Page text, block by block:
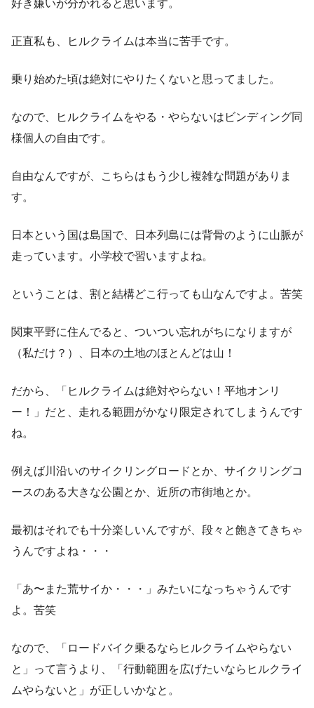
好き嫌いが分かれると思います。
正直私も、ヒルクライムは本当に苦手です。
乗り始めた頃は絶対にやりたくないと思ってました。
なので、ヒルクライムをやる・やらないはビンディング同
様個人の自由です。
自由なんですが、こちらはもう少し複雑な問題がありま
す。
日本という国は島国で、日本列島には背骨のように山脈が
走っています。小学校で習いますよね。
ということは、割と結構どこ行っても山なんですよ。苦笑
関東平野に住んでると、ついつい忘れがちになりますが
（私だけ？）、日本の土地のほとんどは山！
だから、「ヒルクライムは絶対やらない！平地オンリ
ー！」だと、走れる範囲がかなり限定されてしまうんです
ね。
例えば川沿いのサイクリングロードとか、サイクリングコ
ースのある大きな公園とか、近所の市街地とか。
最初はそれでも十分楽しいんですが、段々と飽きてきちゃ
うんですよね・・・
「あ〜また荒サイか・・・」みたいになっちゃうんです
よ。苦笑
なので、「ロードバイク乗るならヒルクライムやらない
と」って言うより、「行動範囲を広げたいならヒルクライ
ムやらないと」が正しいかなと。